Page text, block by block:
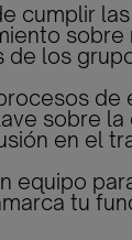
cumplir
los
de
sobre
en el
equipo
tu